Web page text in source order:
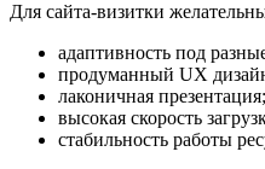
Для сайта-визитки
адаптивность под
продуманный UX
лаконичная презентация;
высокая скорость
стабильность работы